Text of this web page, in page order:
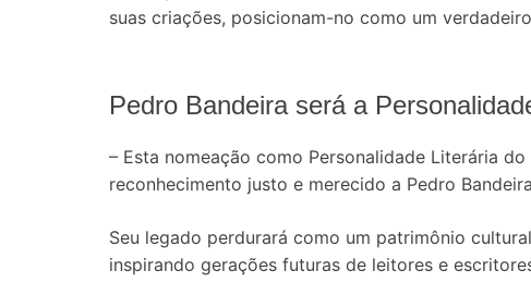
suas criações, posicionam-no como um
Pedro Bandeira será a
– Esta nomeação como Personalidade Literária
reconhecimento justo e merecido a Pedro
Seu legado perdurará como um patrimônio
inspirando gerações futuras de leitores e